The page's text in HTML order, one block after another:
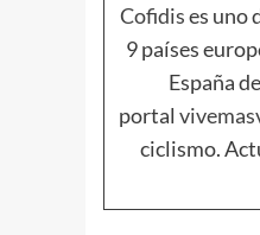
Cofidises uno
9 países
España
portal
ciclismo.